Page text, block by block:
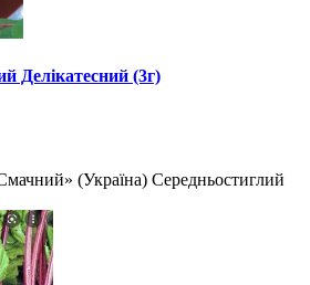
Делікатесний (3г)
(Україна) Середньостиглий